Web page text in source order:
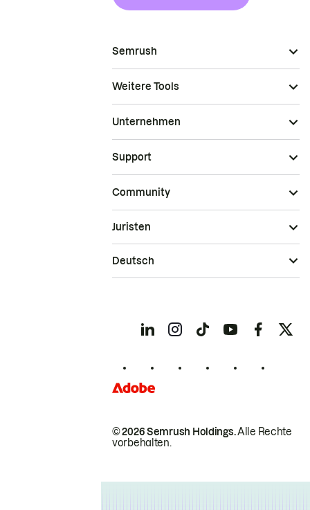
Semrush
Weitere Tools
Unternehmen
Support
Community
© 2026 Semrush Holdings.Alle Rechte
vorbehalten.
Juristen
Deutsch